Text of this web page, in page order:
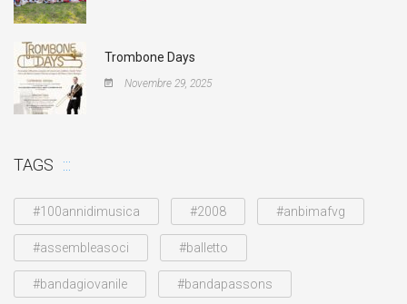
Trombone Days
Novembre 29, 2025
TAGS
#100annidimusica #2008 #anbimafvg
#assembleasoci #balletto
#bandagiovanile #bandapassons